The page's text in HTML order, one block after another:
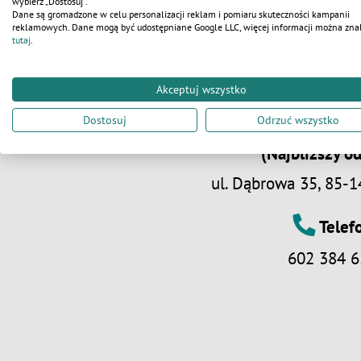
WC SERWIS
(Najbliższy
ul. Dąbrowa 35, 85-
602 384
Dane są gromadzone w celu personalizacji reklam i pomiaru skuteczności kampanii
reklamowych. Dane mogą być udostępniane Google LLC, więcej informacji można
tutaj.
Akceptuj wszystko
Dostosuj Odrzuć wszystko